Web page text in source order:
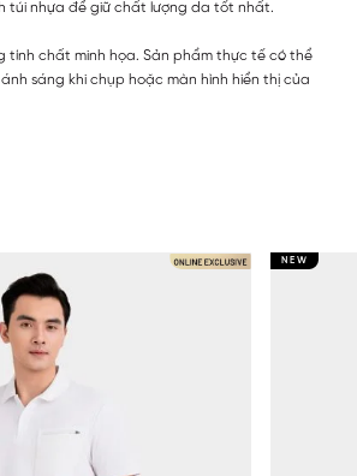
túi nhựa để giữ chất lượng da tốt nhất.
tính chất minh họa. Sản phẩm thực tế có thể
sáng khi chụp hoặc màn hình hiển thị của
NEW